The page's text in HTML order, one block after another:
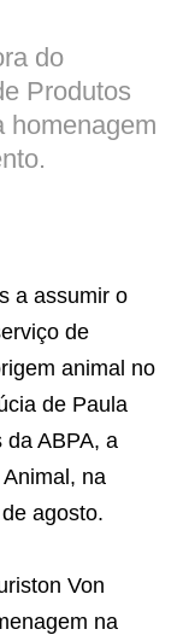
do
Produtos
homenagem
a assumir o
de
animal no
de Paula
da ABPA, a
na
agosto.
Von
na